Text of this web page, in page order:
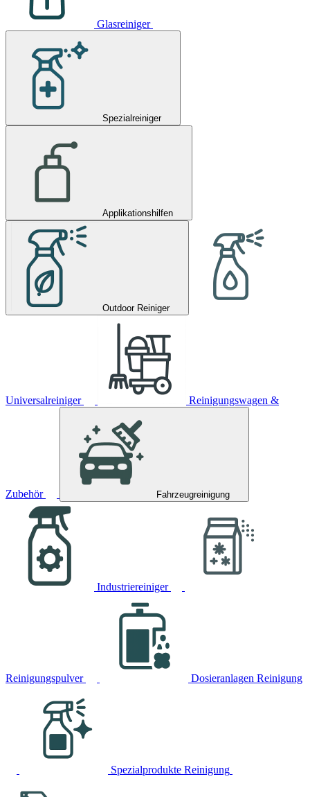
Glasreiniger
Spezialreiniger
Applikationshilfen
Outdoor Reiniger
Universalreiniger Reinigungswagen &
Zubehör Fahrzeugreinigung
Industriereiniger
Reinigungspulver Dosieranlagen Reinigung
Spezialprodukte Reinigung